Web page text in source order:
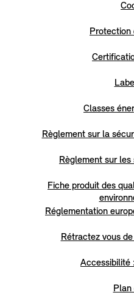
Protection
Classes
Règlement sur la
Règlement sur
Fiche produit des
Réglementation
Rétractez vous
Accessibilité
Plan